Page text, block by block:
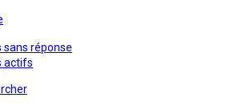
sans réponse
actifs